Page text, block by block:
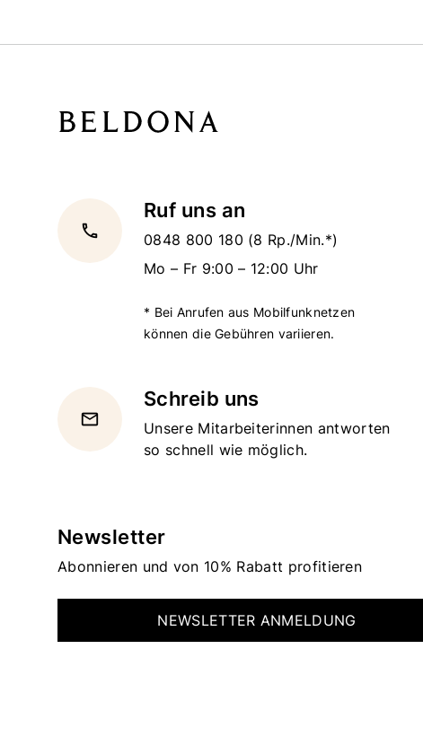
local_phone
Ruf uns an
0848 800 180 (8 Rp./Min.*)
Mo – Fr 9:00 – 12:00 Uhr
* Bei Anrufen aus Mobilfunknetzen
können die Gebühren variieren.
email
Schreib uns
Unsere Mitarbeiterinnen antworten
so schnell wie möglich.
Newsletter
Abonnieren und von 10% Rabatt profitieren
NEWSLETTER ANMELDUNG